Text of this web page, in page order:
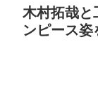
木村拓哉と
ンピース姿